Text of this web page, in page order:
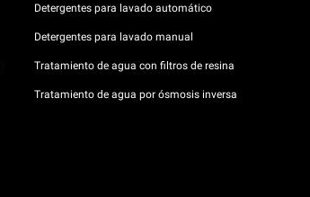
Detergentes para lavado automático
Detergentes para lavado manual
Tratamiento de agua con filtros de resina
Tratamiento de agua por ósmosis inversa